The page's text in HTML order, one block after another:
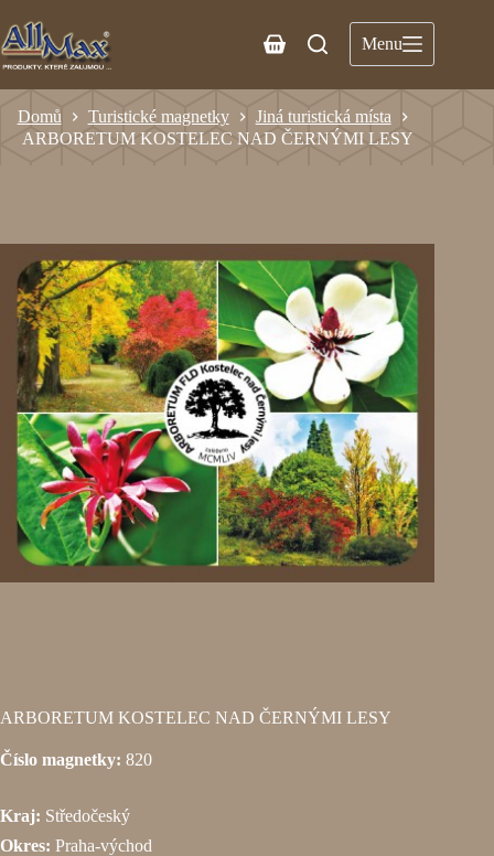
Menu
Domů Turistické magnetky
Jiná turistická místa
ARBORETUM KOSTELEC NAD ČERNÝMI LESY
ARBORETUM KOSTELEC NAD ČERNÝMI LESY
Číslo magnetky: 820
Kraj: Středočeský
Okres: Praha-východ